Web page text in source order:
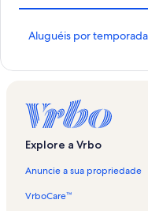
Aluguéis por
L
u
e
b
e
e
Explore a Vrbo
Anuncie a sua propriedade
VrboCare™